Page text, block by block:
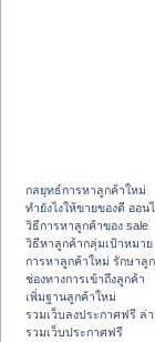
กลยุทธ์การหาลูกค้าใหม่
ทํายังไงให้ขายของดี ออน
วิธีการหาลูกค้าของ sale
วิธีหาลูกค้ากลุ่มเป้าหมาย
การหาลูกค้าใหม่ รักษาลูก
ช่องทางการเข้าถึงลูกค้า
เพิ่มฐานลูกค้าใหม่
รวมเว็บลงประกาศฟรี ล่
รวมเว็บประกาศฟรี